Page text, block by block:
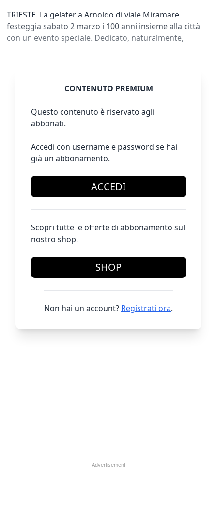
TRIESTE. La gelateria Arnoldo di viale Miramare
festeggia sabato 2 marzo i 100 anni insieme alla città
con un evento speciale. Dedicato, naturalmente,
CONTENUTO PREMIUM
Questo contenuto è riservato agli
abbonati.
Accedi con username e password se hai
già un abbonamento.
ACCEDI
Scopri tutte le offerte di abbonamento sul
nostro shop.
SHOP
Non hai un account? Registrati ora.